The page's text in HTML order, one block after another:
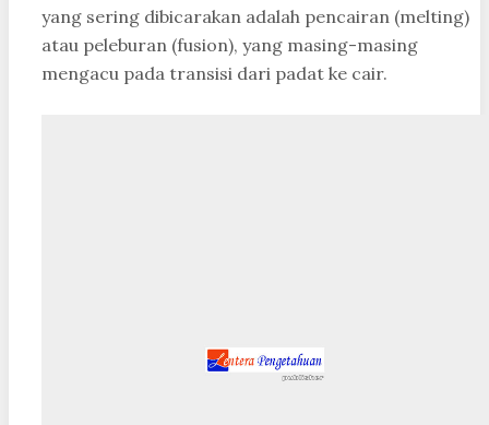
yang sering dibicarakan adalah pencairan (melting)
atau peleburan (fusion), yang masing-masing
mengacu pada transisi dari padat ke cair.